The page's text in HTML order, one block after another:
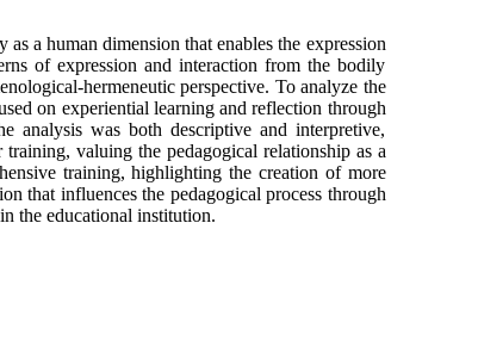
a human dimension that enables the expression
of expression and interaction from the bodily
hermeneutic perspective. To analyze the
on experiential learning and reflection through
analysis was both descriptive and interpretive,
valuing the pedagogical relationship as a
training, highlighting the creation of more
that influences the pedagogical process through
the educational institution.